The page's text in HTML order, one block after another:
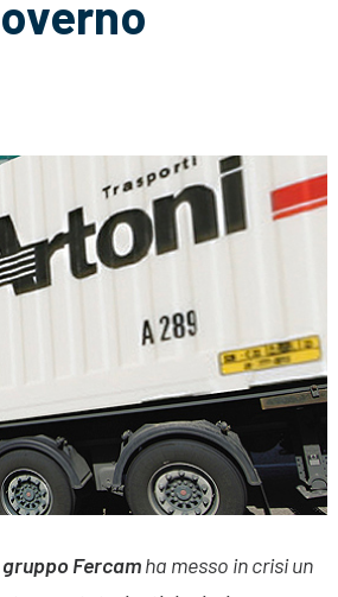
gruppo Fercamha messo in crisi un